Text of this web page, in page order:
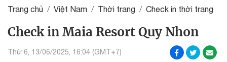
Trang chủ Việt Nam Thời trang Check in thời trang
Check in Maia Resort Quy Nhon
Thứ 6, 13/06/2025, 16:04 (GMT+7)